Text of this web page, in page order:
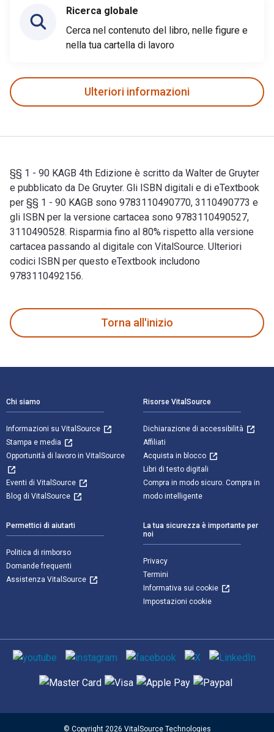
Ricerca globale
Cerca nel contenuto del libro, nelle figure e
nella tua cartella di lavoro
Ulteriori informazioni
§§ 1 - 90 KAGB 4th Edizione è scritto da Walter de Gruyter
e pubblicato da De Gruyter. Gli ISBN digitali e di eTextbook
per §§ 1 - 90 KAGB sono 9783110490770, 3110490773 e
gli ISBN per la versione cartacea sono 9783110490527,
3110490528. Risparmia fino al 80% rispetto alla versione
cartacea passando al digitale con VitalSource. Ulteriori
codici ISBN per questo eTextbook includono
9783110492156.
Torna all'inizio
Chi siamo
Informazioni su VitalSource
Stampa e media
Opportunità di lavoro in VitalSource
Eventi di VitalSource
Blog di VitalSource
Risorse VitalSource
Dichiarazione di accessibilità
Affiliati
Acquista in blocco
Libri di testo digitali
Compra in modo sicuro. Compra in
modo intelligente
Permettici di aiutarti
Politica di rimborso
Domande frequenti
Assistenza VitalSource
La tua sicurezza è importante per
noi
Privacy
Termini
Informativa sui cookie
Impostazioni cookie
Mezzi sociali
Metodi di pagamento supportati
© Copyright 2026 VitalSource Technologies